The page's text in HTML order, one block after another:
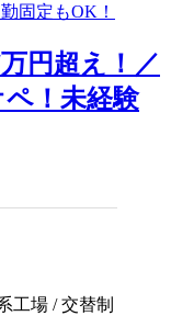
円超え！／
！未経験
工場 / 交替制